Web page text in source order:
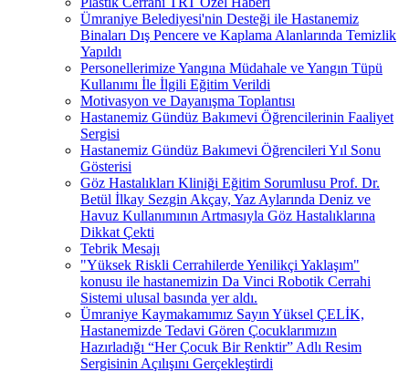
Ümraniye Belediyesi'nin Desteği ile Hastanemiz
Binaları Dış Pencere ve Kaplama Alanlarında Temizlik
Yapıldı
Personellerimize Yangına Müdahale ve Yangın Tüpü
Kullanımı İle İlgili Eğitim Verildi
Motivasyon ve Dayanışma Toplantısı
Hastanemiz Gündüz Bakımevi Öğrencilerinin Faaliyet
Sergisi
Hastanemiz Gündüz Bakımevi Öğrencileri Yıl Sonu
Gösterisi
Göz Hastalıkları Kliniği Eğitim Sorumlusu Prof. Dr.
Betül İlkay Sezgin Akçay, Yaz Aylarında Deniz ve
Havuz Kullanımının Artmasıyla Göz Hastalıklarına
Dikkat Çekti
Tebrik Mesajı
"Yüksek Riskli Cerrahilerde Yenilikçi Yaklaşım"
konusu ile hastanemizin Da Vinci Robotik Cerrahi
Sistemi ulusal basında yer aldı.
Ümraniye Kaymakamımız Sayın Yüksel ÇELİK,
Hastanemizde Tedavi Gören Çocuklarımızın
Hazırladığı “Her Çocuk Bir Renktir” Adlı Resim
Sergisinin Açılışını Gerçekleştirdi